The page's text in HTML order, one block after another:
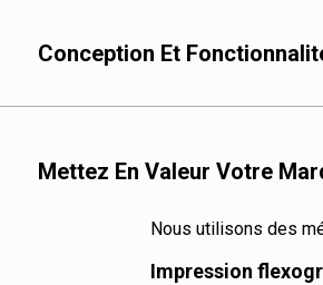
Conception Et
Mettez En Valeur Votre
Nous utilisons des
Impression